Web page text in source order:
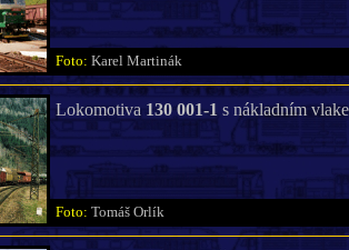
Foto: Karel Martinák
Lokomotiva 130 001-1 s nákladním
Foto: Tomáš Orlík